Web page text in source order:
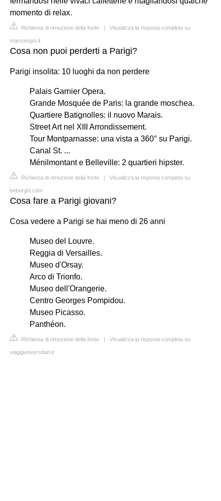
momento di relax.
Richiesta di rimozione della fonte | Visualizza la risposta completa su
marcotogni.it
Cosa non puoi perderti a Parigi?
Parigi insolita: 10 luoghi da non perdere
Palais Garnier Opera.
Grande Mosquée de Paris: la grande moschea.
Quartiere Batignolles: il nuovo Marais.
Street Art nel XIII Arrondissement.
Tour Montparnasse: una vista a 360° su Parigi.
Canal St. ...
Ménilmontant e Belleville: 2 quartieri hipster.
Richiesta di rimozione della fonte | Visualizza la risposta completa su
beborghi.com
Cosa fare a Parigi giovani?
Cosa vedere a Parigi se hai meno di 26 anni
Museo del Louvre.
Reggia di Versailles.
Museo d'Orsay.
Arco di Trionfo.
Museo dell'Orangerie.
Centro Georges Pompidou.
Museo Picasso.
Panthéon.
Richiesta di rimozione della fonte | Visualizza la risposta completa su
viaggiuniversitari.it